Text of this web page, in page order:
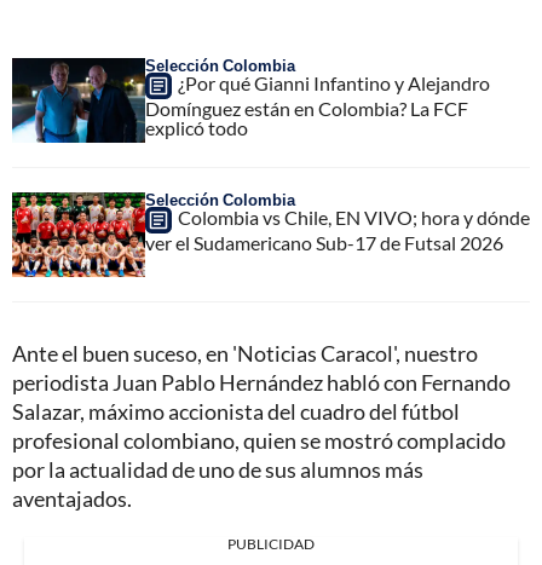
Selección Colombia
¿Por qué Gianni Infantino y Alejandro
Domínguez están en Colombia? La FCF
explicó todo
Selección Colombia
Colombia vs Chile, EN VIVO; hora y dónde
ver el Sudamericano Sub-17 de Futsal 2026
Ante el buen suceso, en 'Noticias Caracol', nuestro
periodista Juan Pablo Hernández habló con Fernando
Salazar, máximo accionista del cuadro del fútbol
profesional colombiano, quien se mostró complacido
por la actualidad de uno de sus alumnos más
aventajados.
PUBLICIDAD